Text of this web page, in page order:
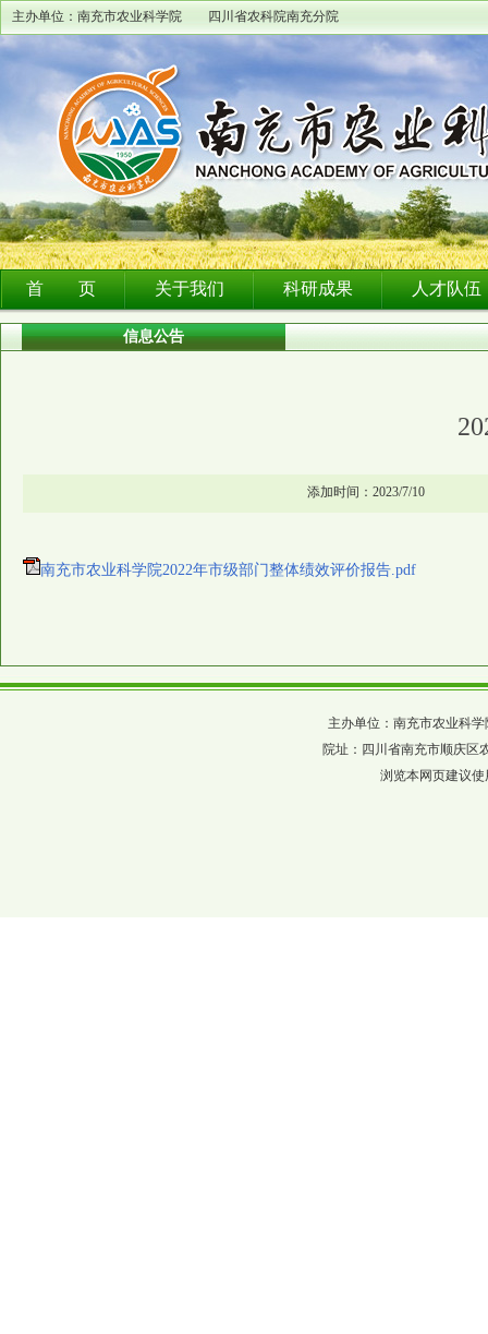
主办单位：南充市农业科学院 四川省农科院南充分院
首 页 关于我们 科研成果 人才队伍
信息公告
添加时间：2023/7/10
南充市农业科学院2022年市级部门整体绩效评价报告.pdf
主办单位：南充市农业科
院址：四川省南充市顺庆
浏览本网页建议